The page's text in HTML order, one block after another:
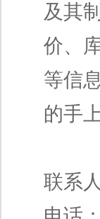
及其
价、
等信
的手上
联系